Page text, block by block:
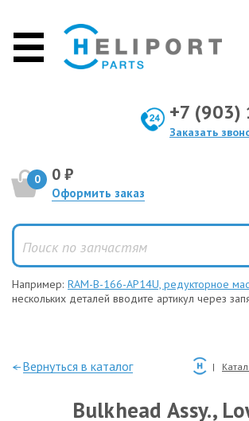
+7 (903)
Заказать
0 0 ₽
Оформить заказ
Например: RAM-B-166-AP14U, редукторное
нескольких деталей вводите артикул через
—Вернуться в каталог
Bulkhead Assy.,